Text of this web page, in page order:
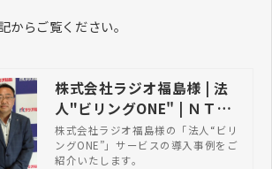
からご覧ください。
株式会社ラジオ福島様 | 法
人"ビリングONE" | ＮＴＴ
ファイナンス株式会社
株式会社ラジオ福島様の「法人“ビリ
ングONE”」サービスの導入事例をご
紹介いたします。